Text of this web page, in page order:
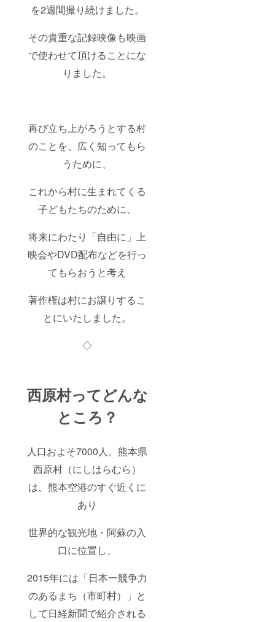
を2週間撮り続けました。
その貴重な記録映像も映画
で使わせて頂けることにな
りました。
再び立ち上がろうとする村
のことを、広く知ってもら
うために、
これから村に生まれてくる
子どもたちのために、
将来にわたり「自由に」上
映会やDVD配布などを行っ
てもらおうと考え
著作権は村にお譲りするこ
とにいたしました。
◇
西原村ってどんな
ところ？
人口およそ7000人。熊本県
西原村（にしはらむら）
は、熊本空港のすぐ近くに
あり
世界的な観光地・阿蘇の入
口に位置し、
2015年には「日本一競争力
のあるまち（市町村）」と
して日経新聞で紹介される